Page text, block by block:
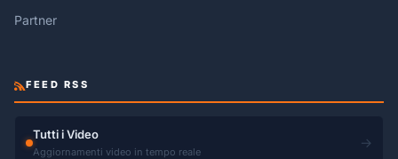
Partner
FEED RSS
Tutti i Video
Aggiornamenti video in tempo reale
→